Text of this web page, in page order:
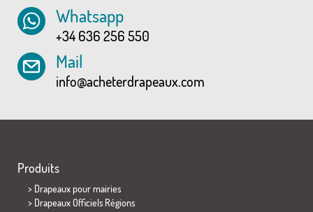
Whatsapp
+34 636 256 550
Mail
info@acheterdrapeaux.com
Produits
> Drapeaux pour mairies
> Drapeaux Officiels Régions